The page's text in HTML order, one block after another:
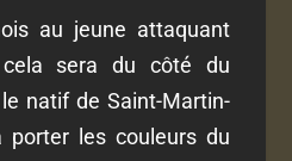
au jeune attaquant
sera du côté du
natif de Saint-Martin-
porter les couleurs du